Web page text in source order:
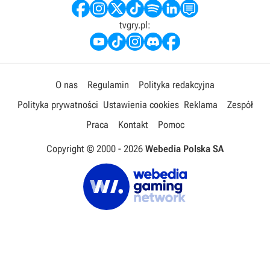
tvgry.pl:
O nas Regulamin
Polityka redakcyjna
Polityka prywatności Ustawienia cookies Reklama
Zespół
Praca
Kontakt Pomoc
Copyright © 2000 - 2026 Webedia Polska SA